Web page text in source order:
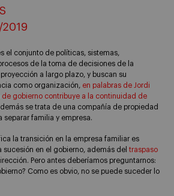
2019
el conjunto de políticas, sistemas,
de la toma de decisiones de la
a largo plazo, y buscan su
como organización, en palabras de Jordi
de gobierno contribuye a la continuidad de
se trata de una compañía de propiedad
separar familia y empresa.
la transición en la empresa familiar es
en el gobierno, además del traspaso
Pero antes deberíamos preguntarnos:
Como es obvio, no se puede suceder lo